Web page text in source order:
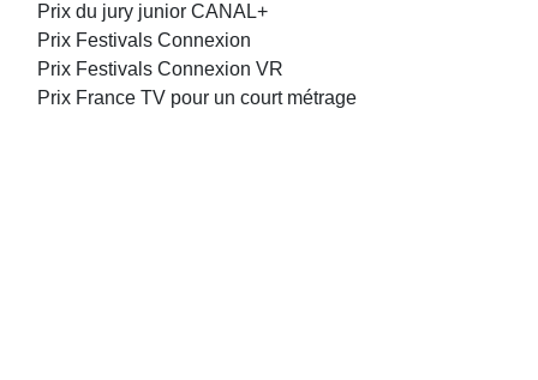
Prix du jury junior CANAL+
Prix Festivals Connexion
Prix Festivals Connexion VR
Prix France TV pour un court métrage